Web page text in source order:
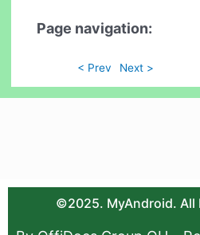
Page navigation:
< Prev Next >
©2025. MyAndroid. All